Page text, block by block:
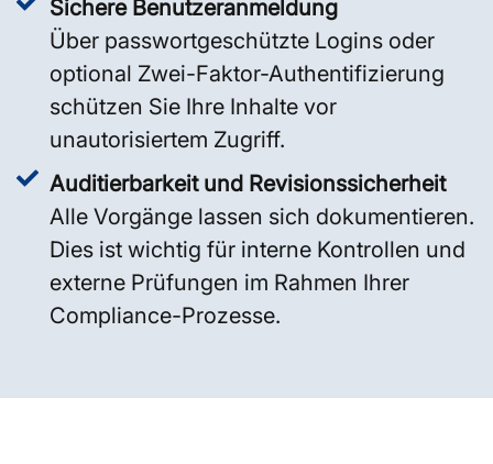
Sichere Benutzeranmeldung
Über passwortgeschützte Logins oder
optional Zwei-Faktor-Authentifizierung
schützen Sie Ihre Inhalte vor
unautorisiertem Zugriff.
Auditierbarkeit und Revisionssicherheit
Alle Vorgänge lassen sich dokumentieren.
Dies ist wichtig für interne Kontrollen und
externe Prüfungen im Rahmen Ihrer
Compliance-Prozesse.